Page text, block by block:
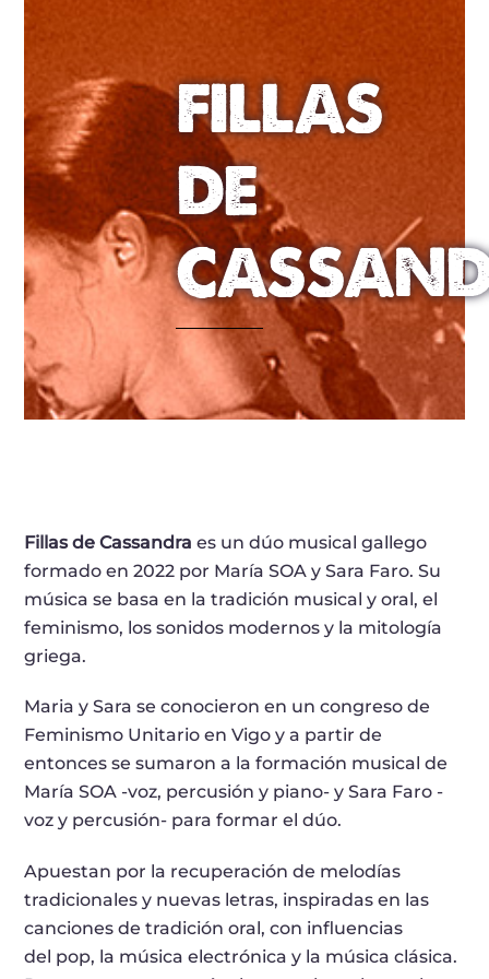
FILLAS
DE
Fillas de Cassandraes un dúo musical gallego
formado en 2022 por María SOA y Sara Faro. Su
música se basa en la tradición musical y oral, el
feminismo, los sonidos modernos y la mitología
griega.
Maria y Sara se conocieron en un congreso de
Feminismo Unitario en Vigo y a partir de
entonces se sumaron a la formación musical de
María SOA -voz, percusión y piano- y Sara Faro -
voz y percusión- para formar el dúo.
Apuestan por la recuperación de melodías
tradicionales y nuevas letras, inspiradas en las
canciones de tradición oral, con influencias
del pop, la música electrónica y la música clásica.